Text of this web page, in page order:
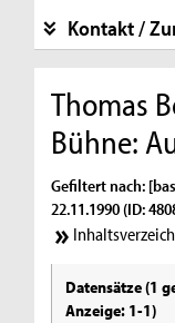
Kontakt /
Thomas
Bühne:
Gefiltert nach:
22.11.1990 (ID:
Datensätze (1
Anzeige: 1-1)